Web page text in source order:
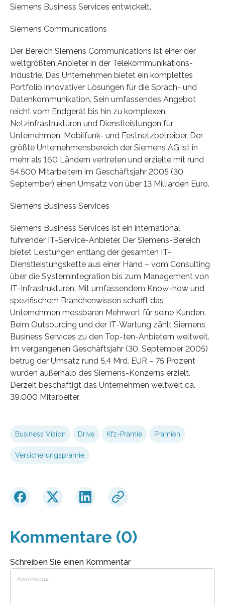
Siemens Business Services entwickelt.
Siemens Communications
Der Bereich Siemens Communications ist einer der
weltgrößten Anbieter in der Telekommunikations-
Industrie. Das Unternehmen bietet ein komplettes
Portfolio innovativer Lösungen für die Sprach- und
Datenkommunikation. Sein umfassendes Angebot
reicht vom Endgerät bis hin zu komplexen
Netzinfrastrukturen und Dienstleistungen für
Unternehmen, Mobilfunk- und Festnetzbetreiber. Der
größte Unternehmensbereich der Siemens AG ist in
mehr als 160 Ländern vertreten und erzielte mit rund
54.500 Mitarbeitern im Geschäftsjahr 2005 (30.
September) einen Umsatz von über 13 Milliarden Euro.
Siemens Business Services
Siemens Business Services ist ein international
führender IT-Service-Anbieter. Der Siemens-Bereich
bietet Leistungen entlang der gesamten IT-
Dienstleistungskette aus einer Hand – vom Consulting
über die Systemintegration bis zum Management von
IT-Infrastrukturen. Mit umfassendem Know-how und
spezifischem Branchenwissen schafft das
Unternehmen messbaren Mehrwert für seine Kunden.
Beim Outsourcing und der IT-Wartung zählt Siemens
Business Services zu den Top-ten-Anbietern weltweit.
Im vergangenen Geschäftsjahr (30. September 2005)
betrug der Umsatz rund 5,4 Mrd. EUR – 75 Prozent
wurden außerhalb des Siemens-Konzerns erzielt.
Derzeit beschäftigt das Unternehmen weltweit ca.
39.000 Mitarbeiter.
Business Vision Drive Kfz-Prämie Prämien
Versicherungsprämie
Kommentare (0)
Schreiben Sie einen Kommentar